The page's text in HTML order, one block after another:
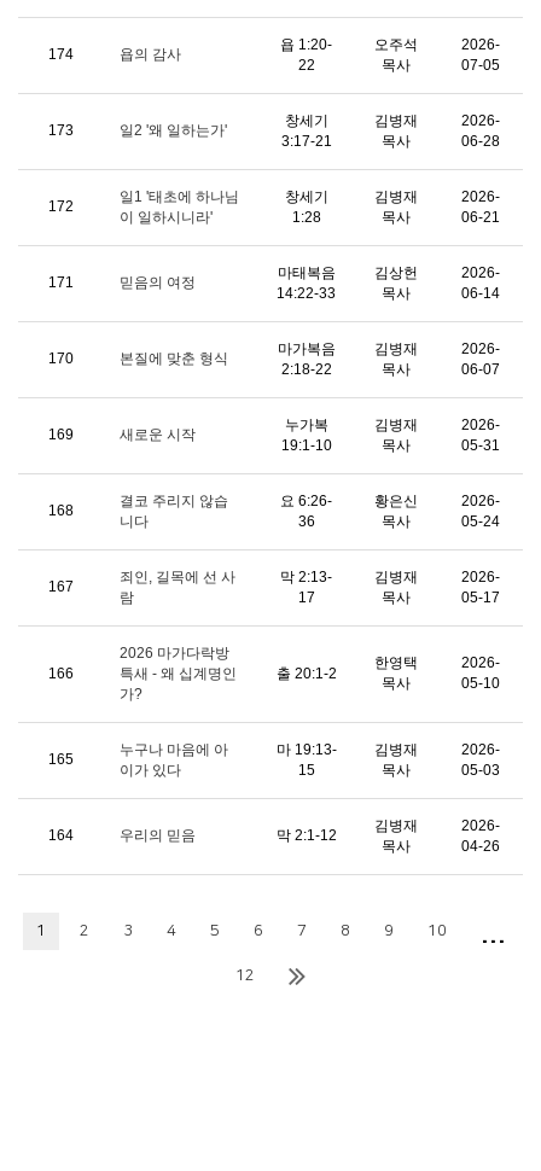
174 욥의 감사
욥 1:20-
22
오주석
목사
2026-
07-05
173 일2 '왜 일하는가'
창세기
3:17-21
김병재
목사
2026-
06-28
172
일1 '태초에 하나님
이 일하시니라'
창세기
1:28
김병재
목사
2026-
06-21
171 믿음의 여정
마태복음
14:22-33
김상헌
목사
2026-
06-14
170 본질에 맞춘 형식
마가복음
2:18-22
김병재
목사
2026-
06-07
169 새로운 시작
누가복
19:1-10
김병재
목사
2026-
05-31
168
결코 주리지 않습
니다
요 6:26-
36
황은신
목사
2026-
05-24
167
죄인, 길목에 선 사
람
막 2:13-
17
김병재
목사
2026-
05-17
166
2026 마가다락방
특새 - 왜 십계명인
가?
출 20:1-2
한영택
목사
2026-
05-10
165
누구나 마음에 아
이가 있다
마 19:13-
15
김병재
목사
2026-
05-03
164 우리의 믿음 막 2:1-12
김병재
목사
2026-
04-26
1 2 3 4 5 6 7 8 9 10 ...
12